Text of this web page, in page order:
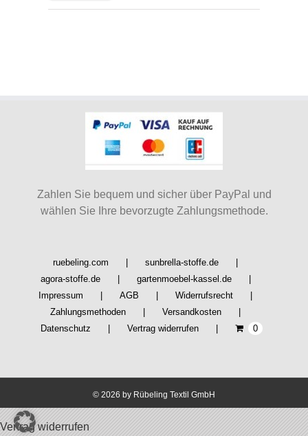
Preis
Preis
Zahlen Sie bequem und sicher über PayPal und
wählen Sie Ihre bevorzugte Zahlungsmethode.
ruebeling.com
sunbrella-stoffe.de
agora-stoffe.de
gartenmoebel-kassel.de
Impressum
AGB
Widerrufsrecht
Zahlungsmethoden
Versandkosten
Datenschutz
Vertrag widerrufen 0
© 2026 by Rübeling Textil GmbH
Vertrag widerrufen